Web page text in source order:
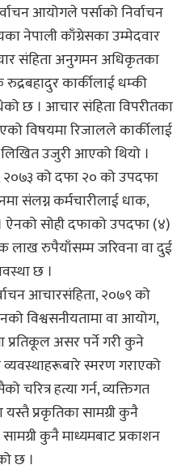
आयोगले पर्साको निर्वाचन
नेपाली काँग्रेसका उम्मेदवार
संहिता अनुगमन अधिकृतका
कार्कीलाई धम्की
छ । आचार संहिता विपरीतका
विषयमा रिजालले कार्कीलाई
उजुरी आएको थियो ।
को दफा २० को उपदफा
संलग्न कर्मचारीलाई धाक,
ऐनको सोही दफाको उपदफा (४)
लाख रुपैयाँसम्म जरिवना वा दुई
छ ।
आचारसंहिता, २०७९ को
विश्वसनीयतामा वा आयोग,
प्रतिकूल असर पर्ने गरी कुने
स्मरण गराएको
हत्या गर्न, व्यक्तिगत
यस्तै प्रकृतिका सामग्री कुनै
कुनै माध्यमबाट प्रकाशन